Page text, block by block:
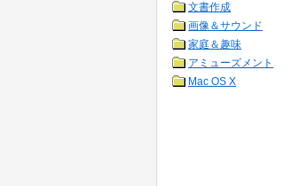
文書作成
画像＆サウンド
家庭＆趣味
アミューズメント
Mac OS X